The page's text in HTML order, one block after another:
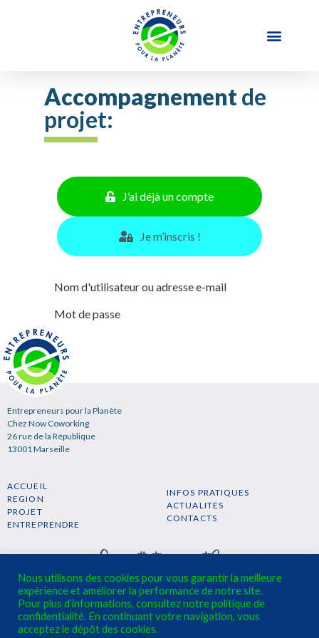
Accompagnementde
projet:
J’ai déjà un compte
Je m’inscris !
Nom d'utilisateur ou adresse e-mail
Mot de passe
Entrepreneurs pour la Planète
Chez Now Coworking
26 rue de la République
13001 Marseille
ACCUEIL
REGION
PROJET
ENTREPRENDRE
INFOS PRATIQUES
ACTUALITES
CONTACTS
S'INSCRIRE A LA NEWSLETTER →
Nous utilisons des cookies pour vous garantir la meilleure
expérience et améliorer la performance de notre site.
Pour plus d’informations, consultez notre politique de
confidentialité. En continuant votre navigation, vous
acceptez le dépôt des cookies.